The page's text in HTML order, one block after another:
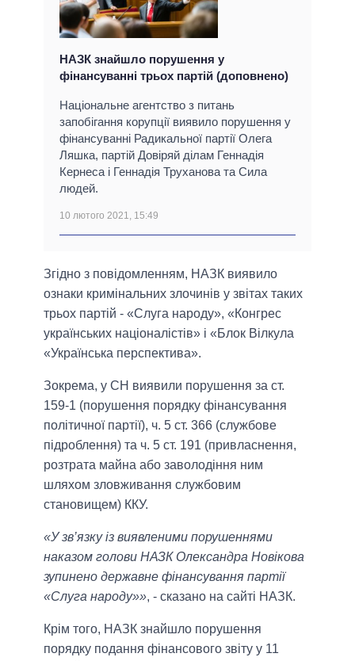
НАЗК знайшло порушення у
фінансуванні трьох партій (доповнено)
Національне агентство з питань
запобігання корупції виявило порушення у
фінансуванні Радикальної партії Олега
Ляшка, партій Довіряй ділам Геннадія
Кернеса і Геннадія Труханова та Сила
людей.
10 лютого 2021, 15:49
Згідно з повідомленням, НАЗК виявило
ознаки кримінальних злочинів у звітах таких
трьох партій - «Слуга народу», «Конгрес
українських націоналістів» і «Блок Вілкула
«Українська перспектива».
Зокрема, у СН виявили порушення за ст.
159-1 (порушення порядку фінансування
політичної партії), ч. 5 ст. 366 (службове
підроблення) та ч. 5 ст. 191 (привласнення,
розтрата майна або заволодіння ним
шляхом зловживання службовим
становищем) ККУ.
«У зв’язку із виявленими порушеннями
наказом голови НАЗК Олександра Новікова
зупинено державне фінансування партії
«Слуга народу»», - сказано на сайті НАЗК.
Крім того, НАЗК знайшло порушення
порядку подання фінансового звіту у 11